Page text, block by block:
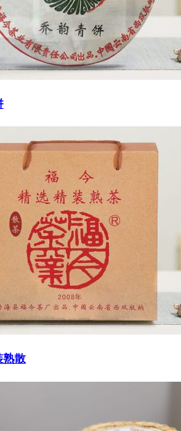
熟散